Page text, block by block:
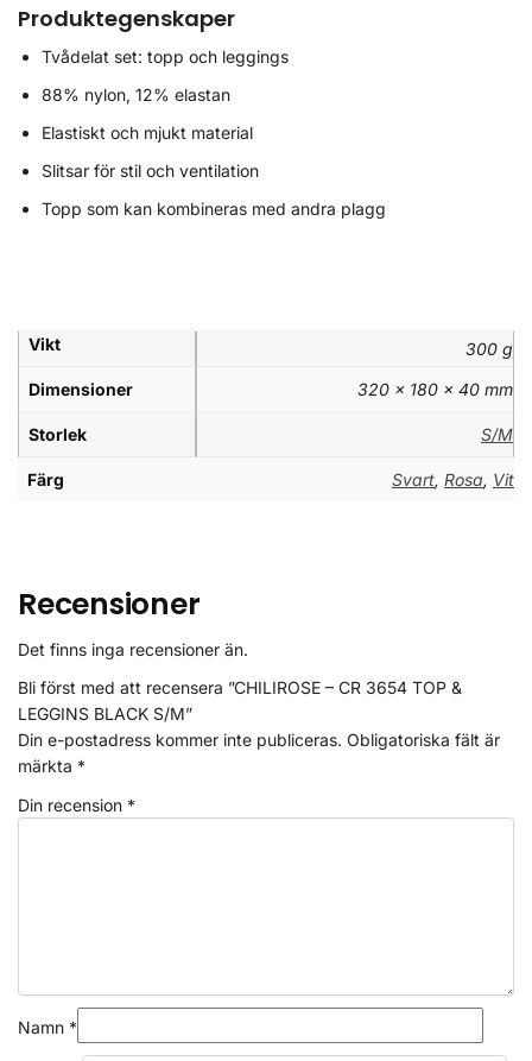
Produktegenskaper
Tvådelat set: topp och leggings
88% nylon, 12% elastan
Elastiskt och mjukt material
Slitsar för stil och ventilation
Topp som kan kombineras med andra plagg
Vikt
300 g
Dimensioner
320 × 180 × 40 mm
Storlek S/M
Färg Svart, Rosa, Vit
Recensioner
Det finns inga recensioner än.
Bli först med att recensera ”CHILIROSE – CR 3654 TOP &
LEGGINS BLACK S/M”
Din e-postadress kommer inte publiceras. Obligatoriska fält är
märkta *
Din recension *
Namn *